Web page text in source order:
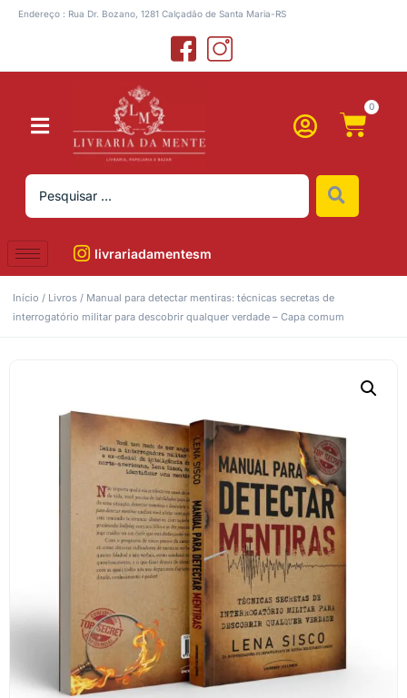
Endereço : Rua Dr. Bozano, 1281 Calçadão de Santa Maria-RS
0
livrariadamentesm
Início / Livros / Manual para detectar mentiras: técnicas secretas de
interrogatório militar para descobrir qualquer verdade – Capa comum